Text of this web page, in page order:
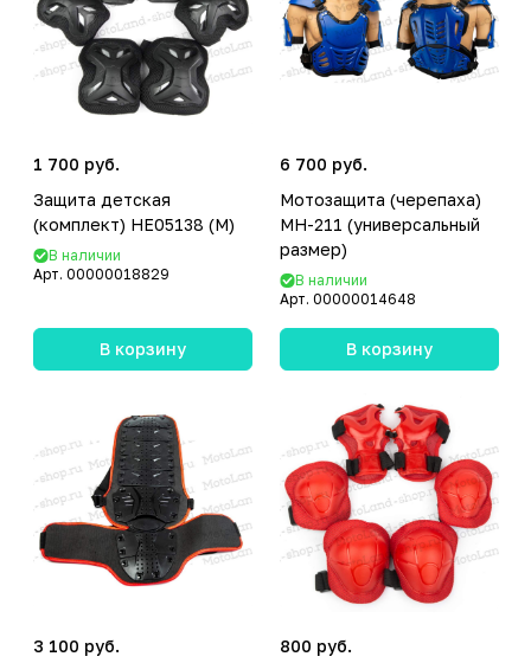
1 700 руб.
Защита детская
(комплект) HE05138 (M)
В наличии
Арт. 00000018829
В корзину
6 700 руб.
Мотозащита (черепаха)
MH-211 (универсальный
размер)
В наличии
Арт. 00000014648
В корзину
3 100 руб.
800 руб.